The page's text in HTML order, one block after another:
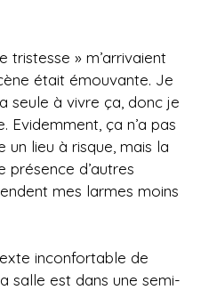
tristesse » m’arrivaient
était émouvante. Je
seule à vivre ça, donc je
Evidemment, ça n’a pas
un lieu à risque, mais la
d’autres
mes larmes moins
inconfortable de
salle est dans une semi-